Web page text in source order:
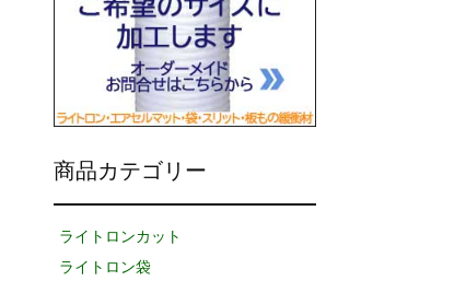
商品カテゴリー
ライトロンカット
ライトロン袋